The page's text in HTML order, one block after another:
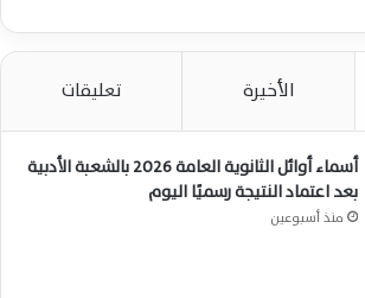
الأخيرة تعليقات
أسماء أوائل الثانوية العامة 2026 بالشعبة الأدبية
بعد اعتماد النتيجة رسميًا اليوم
منذ أسبوعين